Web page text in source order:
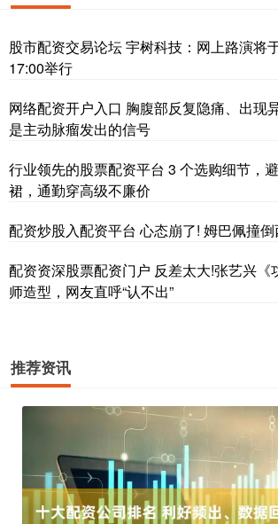
股市配资交易论坛 宇树科技：网上路演将
17:00举行
网络配资开户入口 胸腹部反复隐痛、出现
是主动脉瘤发出的信号
行业领先的股票配资平台 3 个选购细节，
裙，通勤穿高级不廉价
配资炒股入配资平台 心态崩了! 姆巴佩撞
配资资深股票配资门户 反差太大!张艺兴《
师造型，网友直呼“认不出”
推荐资讯